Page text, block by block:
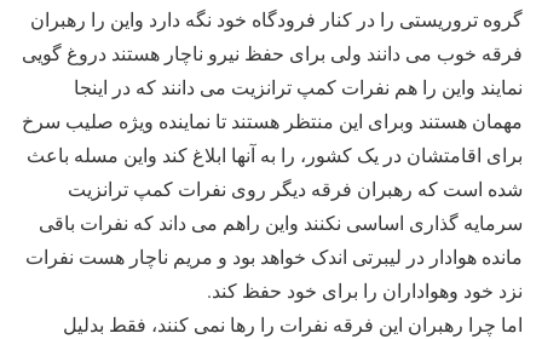
گروه تروریستی را در کنار فرودگاه خود نگه دارد واین را رهبران
فرقه خوب می دانند ولی برای حفظ نیرو ناچار هستند دروغ گویی
نمایند واین را هم نفرات کمپ ترانزیت می دانند که در اینجا
مهمان هستند وبرای این منتظر هستند تا نماینده ویژه صلیب سرخ
برای اقامتشان در یک کشور، را به آنها ابلاغ کند واین مسله باعث
شده است که رهبران فرقه دیگر روی نفرات کمپ ترانزیت
سرمایه گذاری اساسی نکنند واین راهم می داند که نفرات باقی
مانده هوادار در لیبرتی اندک خواهد بود و مریم ناچار هست نفرات
نزد خود وهواداران را برای خود حفظ کند.
اما چرا رهبران این فرقه نفرات را رها نمی کنند، فقط بدلیل